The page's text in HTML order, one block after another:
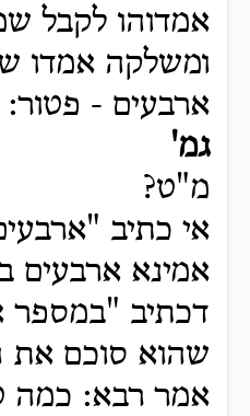
אמדוהו לקבל
ומשלקה אמדו
ארבעים - פטור:
גמ'
מ"ט?
אי כתיב
אמינא ארבעים
דכתיב "במספר
שהוא סוכם את
אמר רבא: כמה